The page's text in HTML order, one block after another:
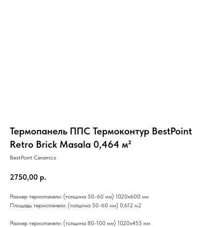
Термопанель ППС Термоконтур BestPoint
Retro Brick Masala 0,464 м²
BestPoint Ceramics
2750,00 р.
Размер термопанели: (толщина 50-60 мм) 1020x600 мм
Площадь термопанели: (толщина 50-60 мм) 0,612 м2
Размер термопанели: (толщина 80-100 мм) 1020x455 мм